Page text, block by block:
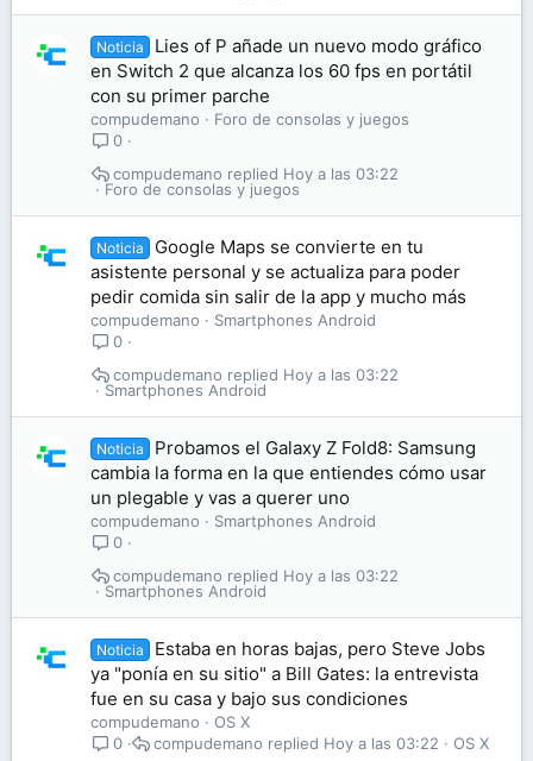
Noticia
Lies of P añade un nuevo modo gráfico
en Switch 2 que alcanza los 60 fps en portátil
con su primer parche
compudemano
Foro de consolas y juegos
0
Foro de consolas y juegos
Hoy a las 03:22
compudemano
Noticia
Google Maps se convierte en tu
asistente personal y se actualiza para poder
pedir comida sin salir de la app y mucho más
compudemano
Smartphones Android
0
Smartphones Android
Hoy a las 03:22
compudemano
Noticia
Probamos el Galaxy Z Fold8: Samsung
cambia la forma en la que entiendes cómo usar
un plegable y vas a querer uno
compudemano
Smartphones Android
0
Smartphones Android
Hoy a las 03:22
compudemano
Noticia
Estaba en horas bajas, pero Steve Jobs
ya "ponía en su sitio" a Bill Gates: la entrevista
fue en su casa y bajo sus condiciones
compudemano
OS X
0
OS X
Hoy a las 03:22
compudemano